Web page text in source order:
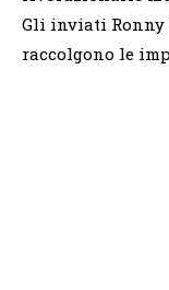
Gli inviati Ronny
raccolgono le